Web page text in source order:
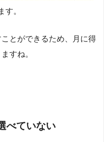
す。
とができるため、月に得
すね。
べていない